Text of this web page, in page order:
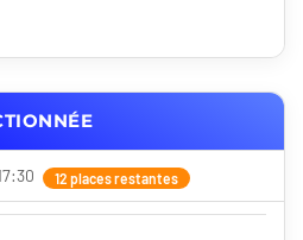
12 places restantes